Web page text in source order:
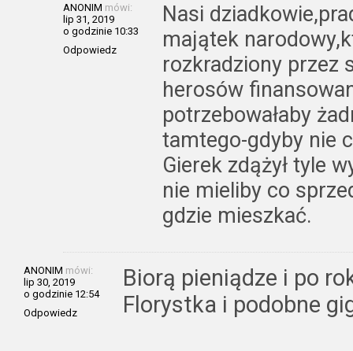
ANONIM mówi:
lip 31, 2019
o godzinie 10:33
Odpowiedz
Nasi
majątek
rozkradziony przez
herosów
potrzebowałaby
tamtego-gdyby nie
Gierek zdążył tyle
nie mieliby co
gdzie mieszkać.
ANONIM mówi:
lip 30, 2019
o godzinie 12:54
Odpowiedz
Biorą pieniądze i po
Florystka i podobne